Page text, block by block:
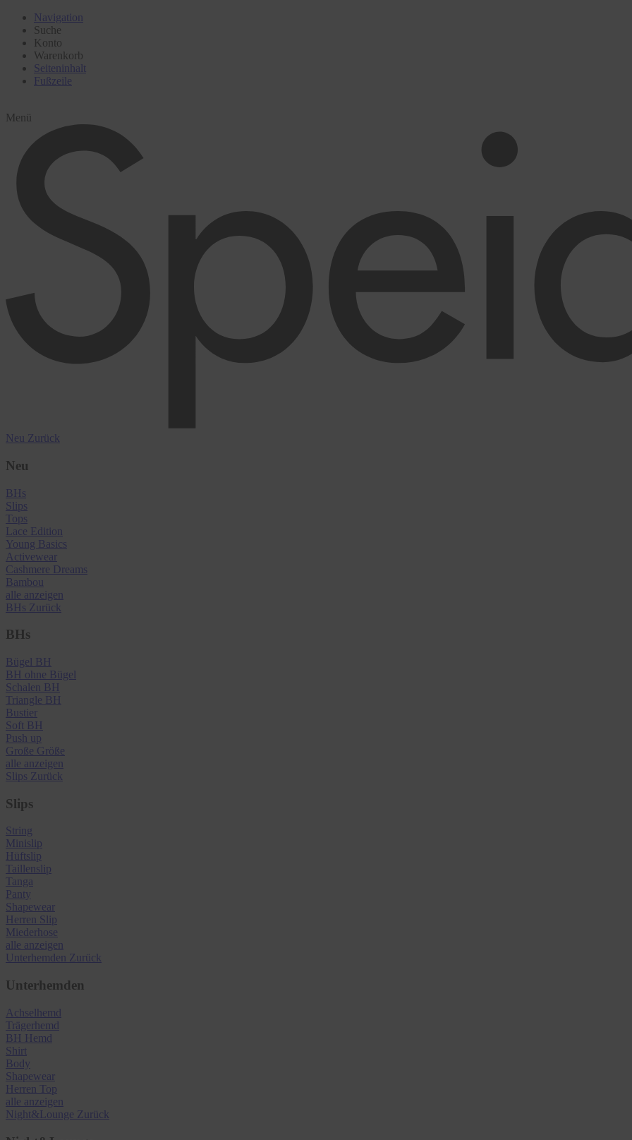
Navigation
Suche
Konto
Warenkorb
Seiteninhalt
Fußzeile
Menü
Neu Zurück
Neu
BHs
Slips
Tops
Lace Edition
Young Basics
Activewear
Cashmere Dreams
Bambou
alle anzeigen
BHs Zurück
BHs
Bügel BH
BH ohne Bügel
Schalen BH
Triangle BH
Bustier
Soft BH
Push up
Große Größe
alle anzeigen
Slips Zurück
Slips
String
Minislip
Hüftslip
Taillenslip
Tanga
Panty
Shapewear
Herren Slip
Miederhose
alle anzeigen
Unterhemden Zurück
Unterhemden
Achselhemd
Trägerhemd
BH Hemd
Shirt
Body
Shapewear
Herren Top
alle anzeigen
Night&Lounge Zurück